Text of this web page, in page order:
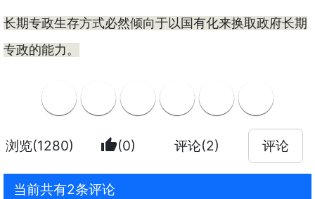
长期专政生存方式必然倾向于以国有化来换取政府长期
专政的能力。
浏览(1280) thumb_up(0) 评论(2) 评论
当前共有2条评论